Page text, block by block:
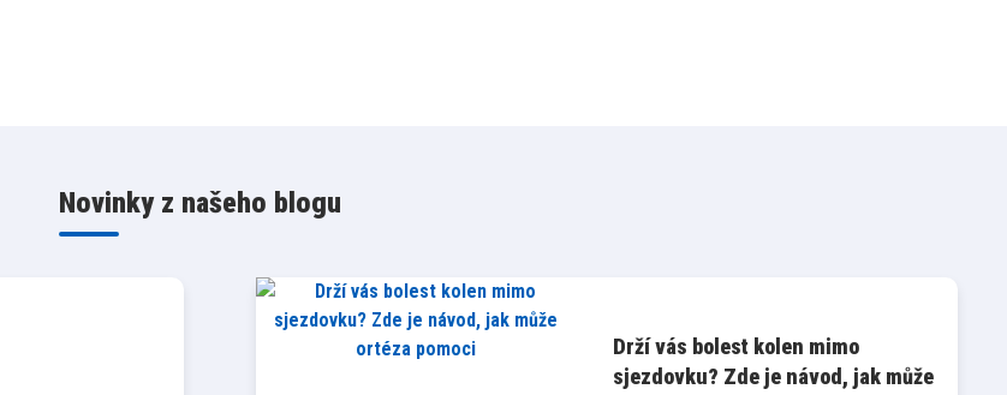
Novinky z našeho blogu
Drží vás bolest kolen mimo
sjezdovku? Zde je návod, jak může